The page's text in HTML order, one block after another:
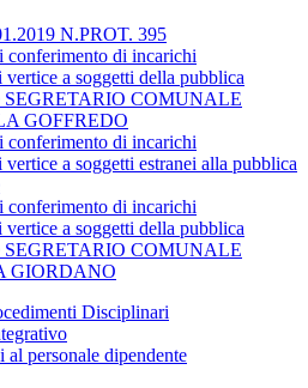
N.PROT. 395
conferimento di incarichi
a soggetti della pubblica
SEGRETARIO COMUNALE
GOFFREDO
conferimento di incarichi
a soggetti estranei alla pubblica
conferimento di incarichi
a soggetti della pubblica
SEGRETARIO COMUNALE
GIORDANO
Disciplinari
personale dipendente